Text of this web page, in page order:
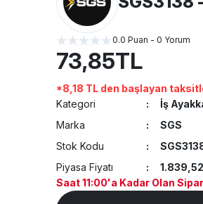
0.0 Puan - 0 Yorum
73,85TL
*8,18 TL den başlayan
Kategori
İş
Marka
SGS
Stok Kodu
Piyasa Fiyatı
1.839,52
Saat 11:00'a Kadar Olan